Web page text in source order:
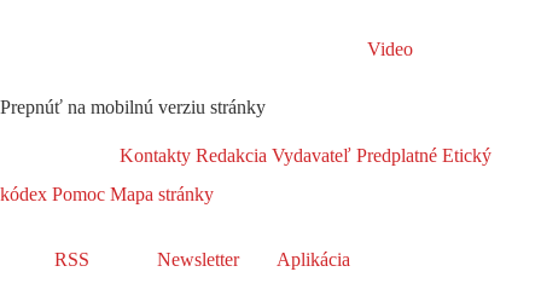
Video
Prepnúť na mobilnú verziu stránky
Kontakty Redakcia Vydavateľ Predplatné Etický
kódex Pomoc Mapa stránky
RSS Newsletter Aplikácia